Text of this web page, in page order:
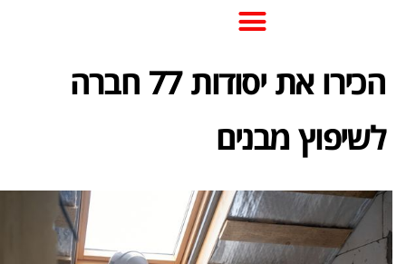
הכירו את יסודות 77 חברה
לשיפוץ מבנים